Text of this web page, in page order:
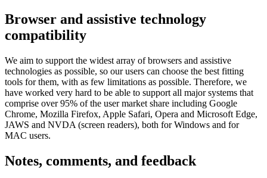
Browser and assistive technology
compatibility
We aim to support the widest array of browsers and assistive
technologies as possible, so our users can choose the best fitting
tools for them, with as few limitations as possible. Therefore, we
have worked very hard to be able to support all major systems that
comprise over 95% of the user market share including Google
Chrome, Mozilla Firefox, Apple Safari, Opera and Microsoft Edge,
JAWS and NVDA (screen readers), both for Windows and for
MAC users.
Notes, comments, and feedback